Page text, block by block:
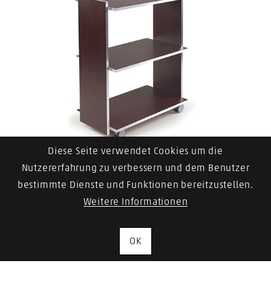
LEMI Gerätewagen Teramo
Diese Seite verwendet Cookies um die
Nutzererfahrung zu verbessern und dem Benutzer
bestimmte Dienste und Funktionen bereitzustellen.
Weitere Informationen
OK